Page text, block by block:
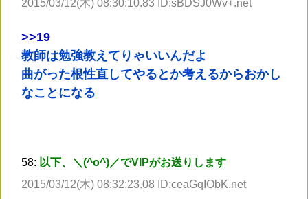
2015/03/12(木) 08:30:10.83 ID:sBDSJ0Wv+.net
>>19
教師は勉強教えてりゃいいんだよ
曲がった根性直してやるとか考えるからおかし
なことになる
58: 以下、＼(^o^)／でVIPがお送りします
2015/03/12(木) 08:32:23.08 ID:ceaGqIObK.net